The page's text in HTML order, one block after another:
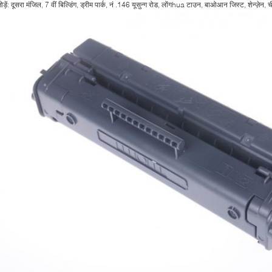
दूसरा मंजिल, 7 वीं बिल्डिंग, ड्रीम पार्क, नं .146 यूसुन्ग रोड, लोंगhua टाउन, बाओआन जिस्ट, शेन्ज़ेन,